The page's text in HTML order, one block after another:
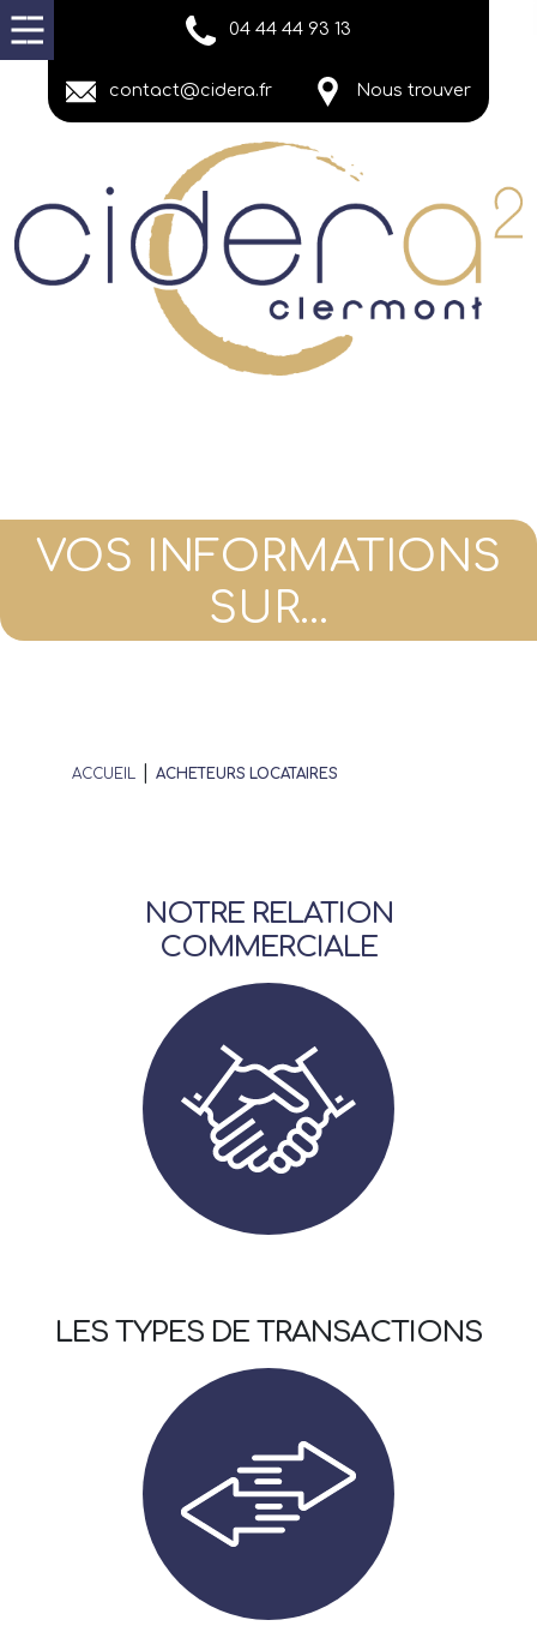
04 44 44 93 13
contact@cidera.fr Nous trouver
Propriétaires/Bailleurs
Qui sommes-nous ?
VOS INFORMATIONS
SUR...
ACCUEIL ACHETEURS LOCATAIRES
NOTRE RELATION
COMMERCIALE
LES TYPES DE TRANSACTIONS